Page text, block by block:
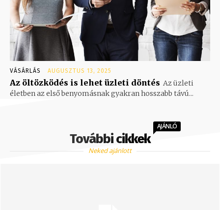
VÁSÁRLÁS AUGUSZTUS 13, 2025
Az öltözködés is lehet üzleti döntés Az üzleti
életben az első benyomásnak gyakran hosszabb távú...
További cikkek
AJÁNLÓ
Neked ajánlott